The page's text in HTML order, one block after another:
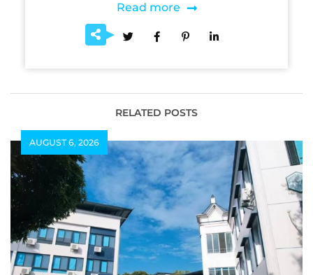
Read more
RELATED POSTS
AUGUST 6, 2026